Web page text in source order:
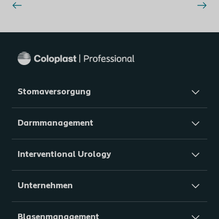
Stomaversorgung
Darmmanagement
Interventional Urology
Unternehmen